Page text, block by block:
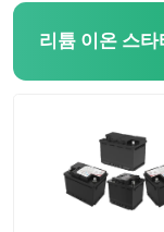
상업적 배터리
리튬 이온 스타